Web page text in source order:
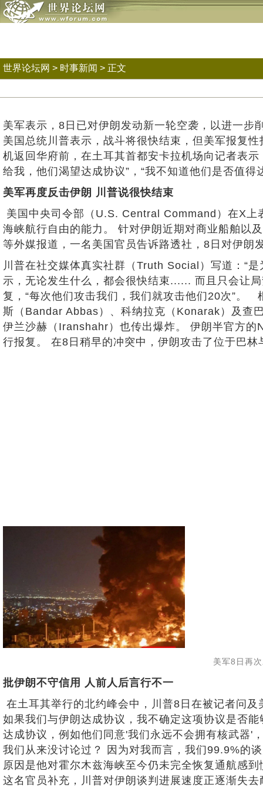
世界论坛网 > 时事新闻 > 正文
美军表示，8日已对伊朗发动新一轮空袭，以进一
美国总统川普表示，战斗将很快结束，但美军报复
机返回华府前，在土耳其首都安卡拉机场向记者表
给我，他们渴望达成协议”，“我不知道他们是否值得
美军再度反击伊朗 川普说很快结束
美国中央司令部（U.S. Central Command）在X上
海峡航行自由的能力。 针对伊朗近期对商业船舶以
等外媒报道，一名美国官员告诉路透社，8日对伊
川普在社交媒体真实社群（Truth Social）写道：“
示，无论发生什么，都会很快结束...... 而且只会让
复，“每次他们攻击我们，我们就攻击他们20次”。
斯（Bandar Abbas）、科纳拉克（Konarak）及查
伊兰沙赫（Iranshahr）也传出爆炸。 伊朗半官方
行报复。 在8日稍早的冲突中，伊朗攻击了位于巴
美军8日再
批伊朗不守信用 人前人后言行不一
在土耳其举行的北约峰会中，川普8日在被记者问
如果我们与伊朗达成协议，我不确定这项协议是否
达成协议，例如他们同意'我们永远不会拥有核武器'
我们从来没讨论过？ 因为对我而言，我们99.9%的
原因是他对霍尔木兹海峡至今仍未完全恢复通航感
这名官员补充，川普对伊朗谈判进展速度正逐渐失